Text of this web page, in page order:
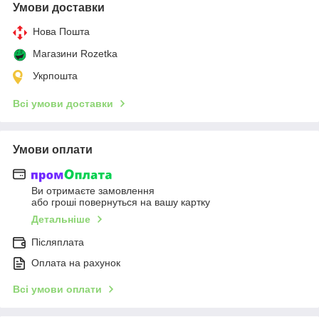
Умови доставки
Нова Пошта
Магазини Rozetka
Укрпошта
Всі умови доставки
Умови оплати
Ви отримаєте замовлення
або гроші повернуться на вашу картку
Детальніше
Післяплата
Оплата на рахунок
Всі умови оплати